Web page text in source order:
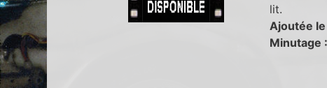
lit.
Ajoutée
Minutage